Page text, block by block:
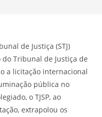
de Justiça (STJ)
Tribunal de Justiça de
a licitação internacional
pública no
o TJSP, ao
extrapolou os